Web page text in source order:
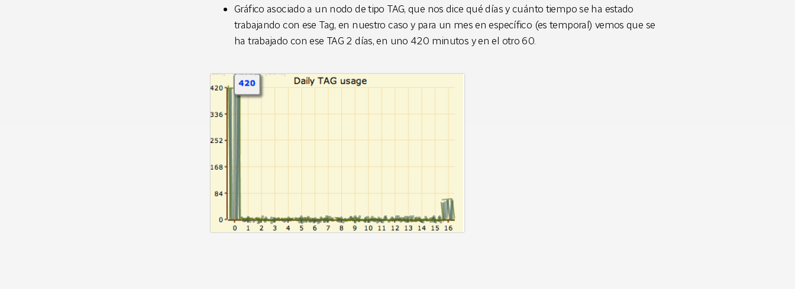
Gráfico asociado a un nodo de tipo TAG, que nos dice qué días y cuánto tiempo se ha estado
trabajando con ese Tag, en nuestro caso y para un mes en específico (es temporal) vemos que se
ha trabajado con ese TAG 2 días, en uno 420 minutos y en el otro 60.